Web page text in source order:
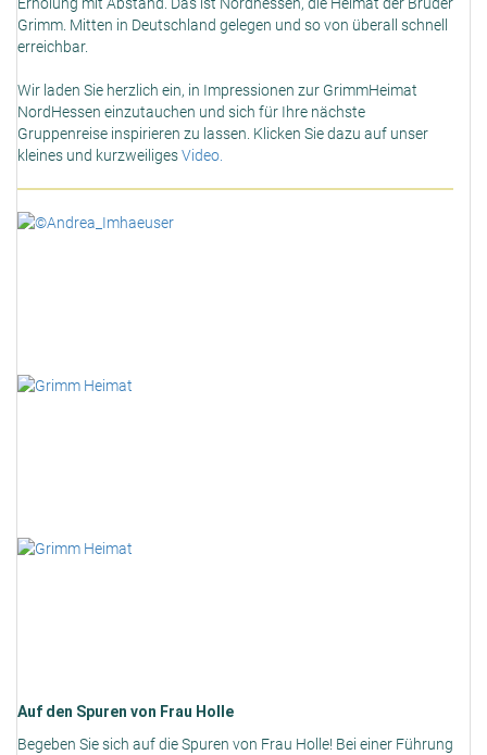
Grimm. Mitten in Deutschland gelegen und so von überall schnell
erreichbar.
Wir laden Sie herzlich ein, in Impressionen zur GrimmHeimat
NordHessen einzutauchen und sich für Ihre nächste
Gruppenreise inspirieren zu lassen. Klicken Sie dazu auf unser
kleines und kurzweiligesVideo.
Auf den Spuren von Frau Holle
Begeben Sie sich auf die Spuren von Frau Holle! Bei einer Führung